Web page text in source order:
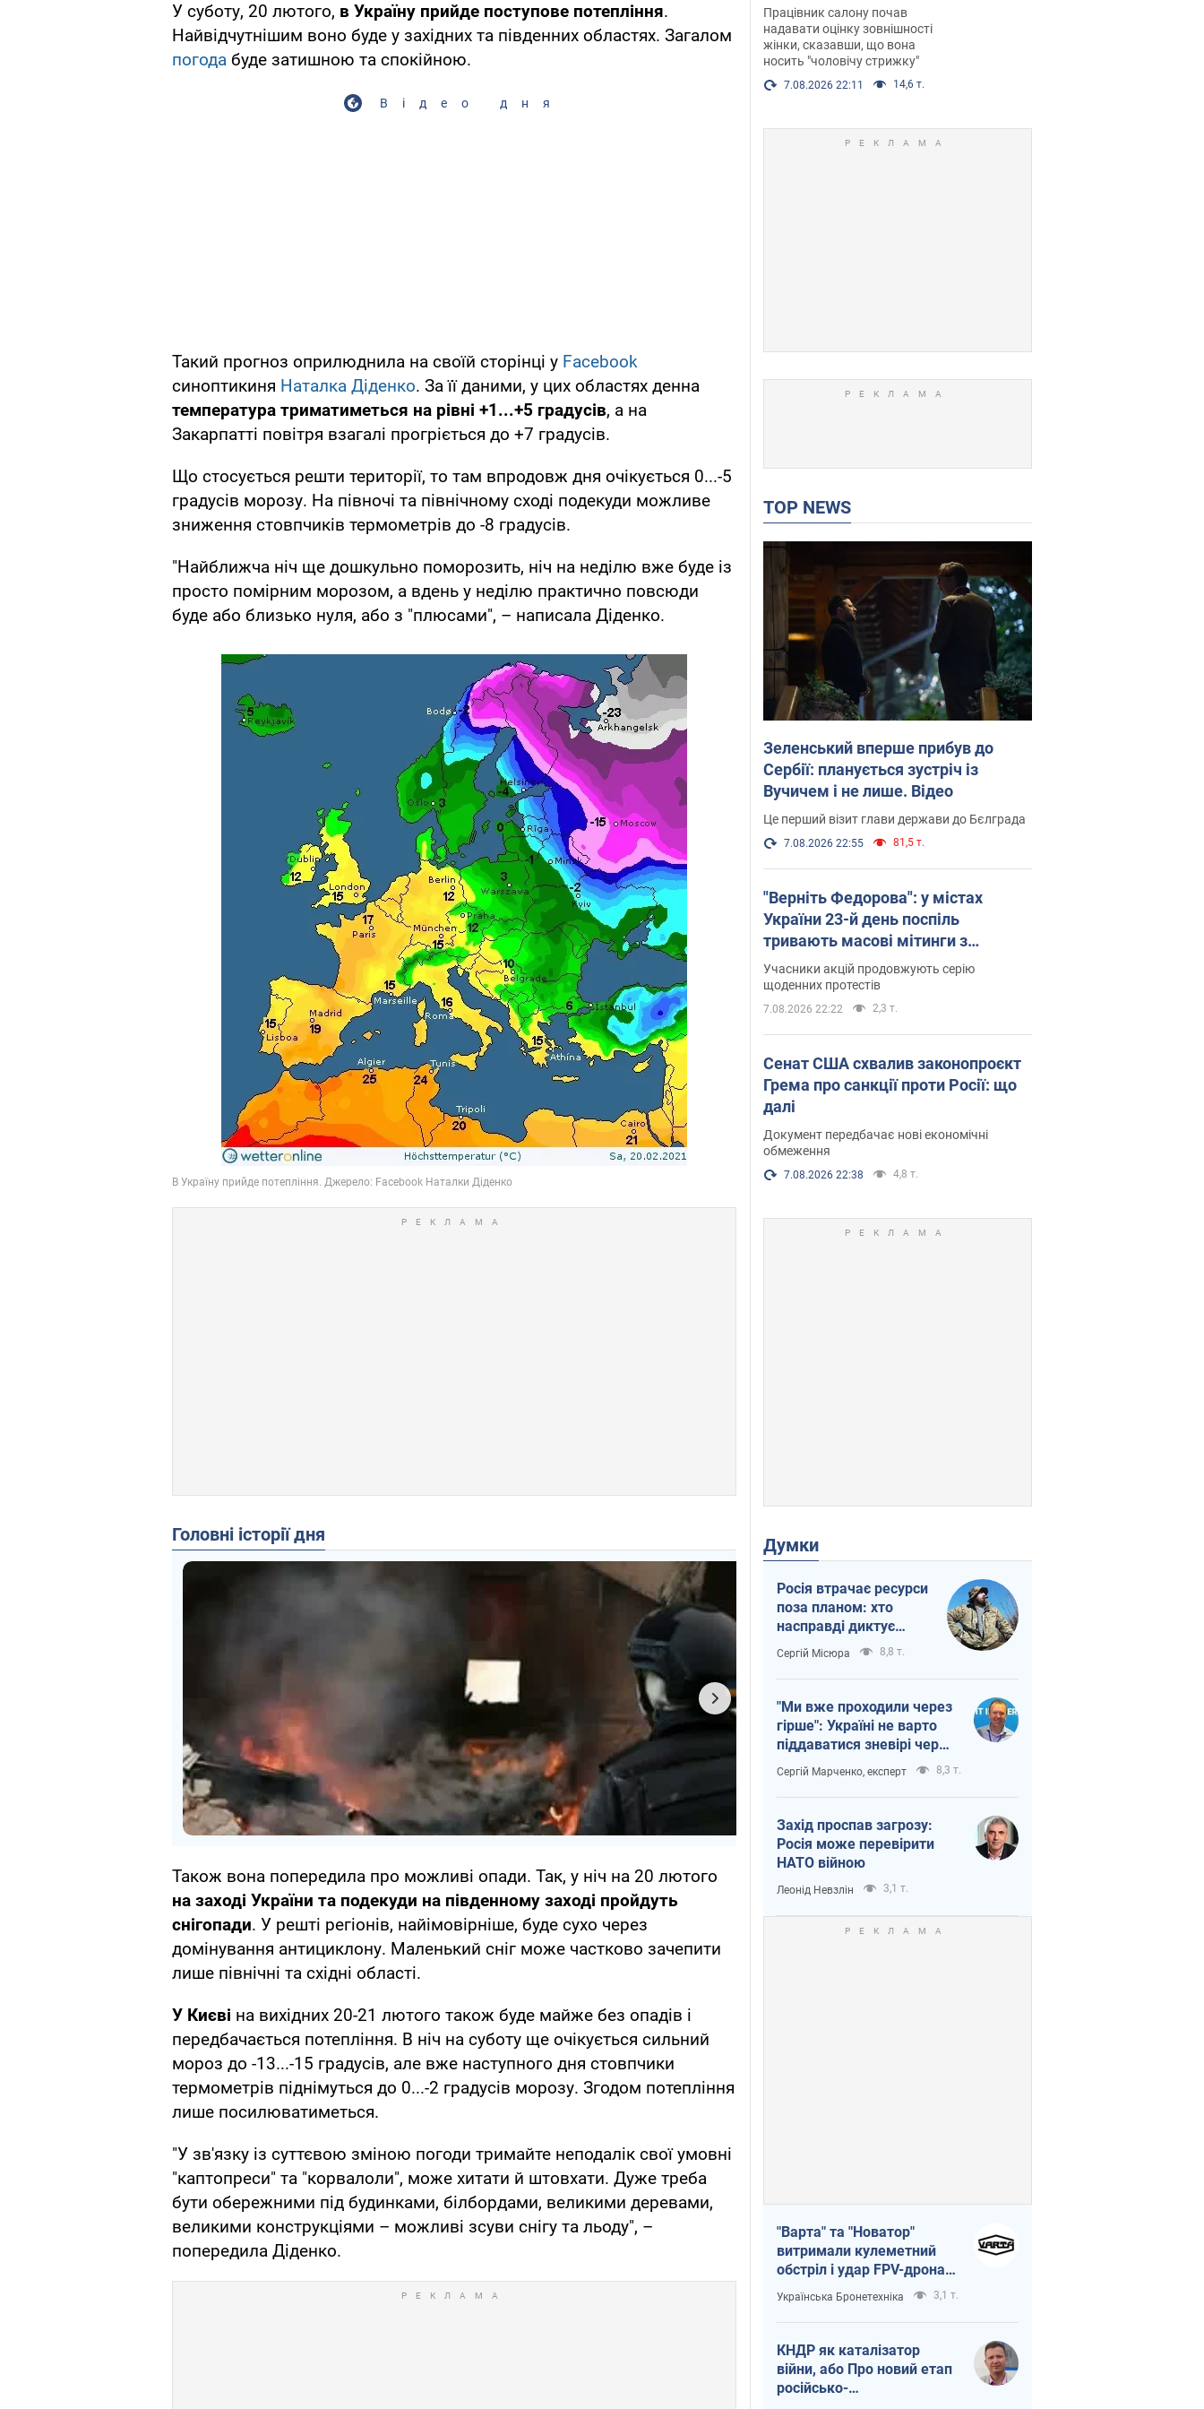
У суботу, 20 лютого, в Україну прийде поступове потепління.
Найвідчутнішим воно буде у західних та південних областях. Загалом
погода буде затишною та спокійною.
Відео дня
Такий прогноз оприлюднила на своїй сторінці у Facebook
синоптикиня Наталка Діденко. За її даними, у цих областях денна
температура триматиметься на рівні +1...+5 градусів, а на
Закарпатті повітря взагалі прогріється до +7 градусів.
Що стосується решти території, то там впродовж дня очікується 0...-5
градусів морозу. На півночі та північному сході подекуди можливе
зниження стовпчиків термометрів до -8 градусів.
"Найближча ніч ще дошкульно поморозить, ніч на неділю вже буде із
просто помірним морозом, а вдень у неділю практично повсюди
буде або близько нуля, або з "плюсами", – написала Діденко.
Головні історії дня
Також вона попередила про можливі опади. Так, у ніч на 20 лютого
на заході України та подекуди на південному заході пройдуть
снігопади. У решті регіонів, найімовірніше, буде сухо через
домінування антициклону. Маленький сніг може частково зачепити
лише північні та східні області.
У Києві на вихідних 20-21 лютого також буде майже без опадів і
передбачається потепління. В ніч на суботу ще очікується сильний
мороз до -13...-15 градусів, але вже наступного дня стовпчики
термометрів піднімуться до 0...-2 градусів морозу. Згодом потепління
лише посилюватиметься.
"У зв'язку із суттєвою зміною погоди тримайте неподалік свої умовні
"каптопреси" та "корвалоли", може хитати й штовхати. Дуже треба
бути обережними під будинками, білбордами, великими деревами,
великими конструкціями – можливі зсуви снігу та льоду", –
попередила Діденко.
після хімієтерапії,
розгорівся скандал.
Фото
Працівник салону почав
надавати оцінку зовнішності
жінки, сказавши, що вона
носить "чоловічу стрижку"
7.08.2026 22:11 14,6 т.
TOP NEWS
Зеленський вперше прибув до
Сербії: планується зустріч із
Вучичем і не лише. Відео
Це перший візит глави держави до Бєлграда
7.08.2026 22:55 81,5 т.
"Верніть Федорова": у містах
України 23-й день поспіль
тривають масові мітинги з
картонками. Фото і відео
Учасники акцій продовжують серію
щоденних протестів
7.08.2026 22:22 2,3 т.
Сенат США схвалив законопроєкт
Грема про санкції проти Росії: що
далі
Документ передбачає нові економічні
обмеження
7.08.2026 22:38 4,8 т.
Думки
Росія втрачає ресурси
поза планом: хто
насправді диктує
темп війни
Сергій Місюра 8,8 т.
"Ми вже проходили через
гірше": Україні не варто
піддаватися зневірі через
ракетний терор
Сергій Марченко, експерт 8,3 т.
Захід проспав загрозу:
Росія може перевірити
НАТО війною
Леонід Невзлін 3,1 т.
"Варта" та "Новатор"
витримали кулеметний
обстріл і удар FPV-дрона,
врятувавши життя
офіцеру ЗСУ
Українська Бронетехніка 3,1 т.
КНДР як каталізатор
війни, або Про новий етап
російсько-